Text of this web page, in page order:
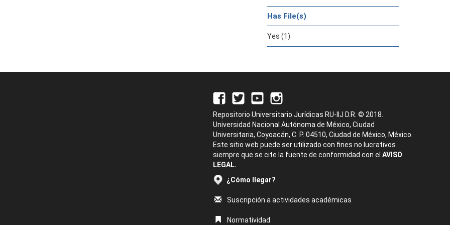
Has File(s)
Yes (1)
Repositorio Universitario Jurídicas RU-IIJ D.R. © 2018.
Universidad Nacional Autónoma de México, Ciudad
Universitaria, Coyoacán, C. P. 04510, Ciudad de México, México.
Este sitio web puede ser utilizado con fines no lucrativos
siempre que se cite la fuente de conformidad con el AVISO
LEGAL.
¿Cómo llegar?
Suscripción a actividades académicas
Normatividad